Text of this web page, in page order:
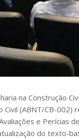
na Construção
(ABNT/CB-002)
e Perícias
do texto-